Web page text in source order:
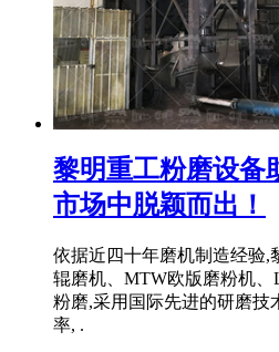
黎明重工粉磨设备
市场中脱颖而出！
依据近四十年磨机制造经验
辊磨机、MTW欧版磨粉机
粉磨,采用国际先进的研磨技
率, .